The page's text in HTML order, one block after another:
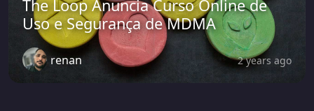
The Loop Anuncia Curso Online de
Uso e Segurança de MDMA
renan 2 years ago